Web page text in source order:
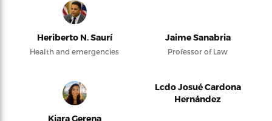
Heriberto N. Saurí
Health and emergencies
Jaime Sanabria
Professor of Law
Kiara Gerena
Lcdo Josué Cardona
Hernández